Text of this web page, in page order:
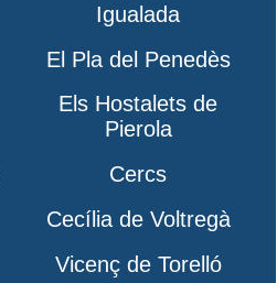
Igualada
El Pla del Penedès
Els Hostalets de
Pierola
Cercs
Cecília de Voltregà
Vicenç de Torelló